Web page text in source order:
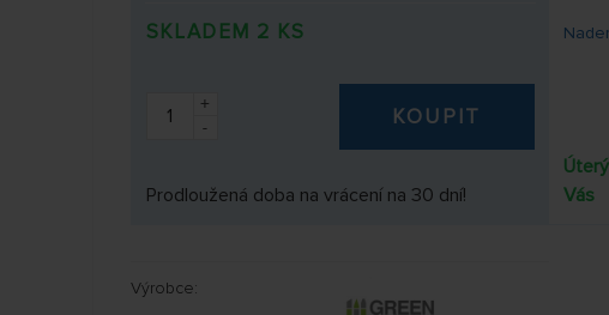
SKLADEM 2 KS
+
-
KOUPIT
Prodloužená doba na vrácení na 30 dní!
Vás
Výrobce: